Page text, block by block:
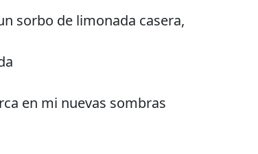
sorbo de limonada casera,
en mi nuevas sombras